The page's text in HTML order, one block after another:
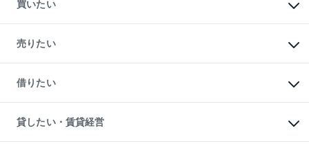
買いたい
新築・分譲マンションの購入
中古マンションの購入
一戸建ての購入
中古一戸建ての購入
不動産購入の流れ
注目キーワード物件特集
購入ガイド
売りたい
一戸建ての売却・査定
土地の売却・査定
スピードAI査定
不動産査定について
借りたい
オフィス・店舗の賃貸
借りるときの流れ
借りるガイド
貸したい・賃貸経営